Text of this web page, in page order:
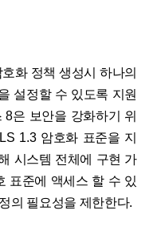
화 정책 생성시 하나의
설정할 수 있도록 지원
은 보안을 강화하기 위
1.3 암호화 표준을 지
시스템 전체에 구현 가
표준에 액세스 할 수 있
의 필요성을 제한한다.